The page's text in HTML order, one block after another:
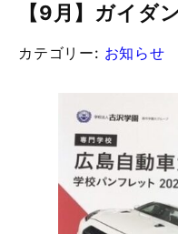
【9月】ガイダ
カテゴリー: お知らせ